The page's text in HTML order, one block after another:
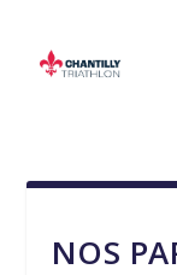
NOS